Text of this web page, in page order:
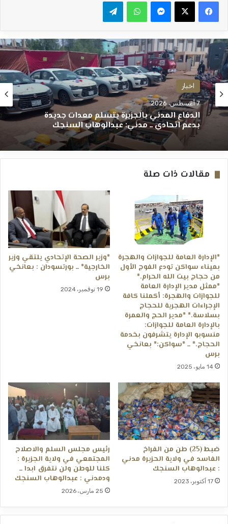
اخبار
7 أغسطس، 2026
الدفاع المدني بالجزيرة يتسلم معدات جديدة
بدعم اتحادي ــ مدني: عبدالوهاب السنجك
مقالات ذات صلة
*الإدارة العامة للجوازات والهجرة
بميناء سواكن تودع الفوج الأول
من حجاج بيت الله الحرام.*
*ممثل مدير الإدارة العامة
للجوازات والهجرة: أكملنا كافة
الإجراءات الهجرية للحجاج
بسلاسة.* *مدير الحج والعمرة
بالإدارة العامة للجوازات:
منسوبو الإدارة يتشرفون بخدمة
الحجاج.* ــ *سواكن:* بعانخي
برس
14 مايو، 2025
*وزير الصحة الإتحادي يلتقي وزير
الخارجية* ــ بورتسودان : بعانخي
برس
19 نوفمبر، 2024
ضبط (25) طن من الفراخ
الفاسد في ولاية الحزيرة مدني
: عبدالوهاب السنجك
17 أكتوبر، 2023
رئيس مجلس السلم والاصلاح
المجتمعي في ولاية الجزيرة :
كلنا للوطن ولن نتفرق ابدا ــ
ودمدني : عبدالوهاب السنجك
25 مارس، 2026